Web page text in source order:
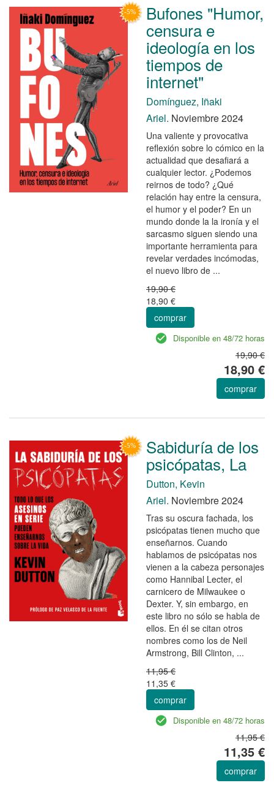
Bufones "Humor,
censura e
ideología en los
tiempos de
internet"
Domínguez, Iñaki
Ariel. Noviembre 2024
Una valiente y provocativa
reflexión sobre lo cómico en la
actualidad que desafiará a
cualquier lector. ¿Podemos
reirnos de todo? ¿Qué
relación hay entre la censura,
el humor y el poder? En un
mundo donde la la ironía y el
sarcasmo siguen siendo una
importante herramienta para
revelar verdades incómodas,
el nuevo libro de ...
19,90 €
18,90 €
comprar
Disponible en 48/72 horas
19,90 €
18,90 €
comprar
Sabiduría de los
psicópatas, La
Dutton, Kevin
Ariel. Noviembre 2024
Tras su oscura fachada, los
psicópatas tienen mucho que
enseñarnos. Cuando
hablamos de psicópatas nos
vienen a la cabeza personajes
como Hannibal Lecter, el
carnicero de Milwaukee o
Dexter. Y, sin embargo, en
este libro no sólo se habla de
ellos. En él se citan otros
nombres como los de Neil
Armstrong, Bill Clinton, ...
11,95 €
11,35 €
comprar
Disponible en 48/72 horas
11,95 €
11,35 €
comprar